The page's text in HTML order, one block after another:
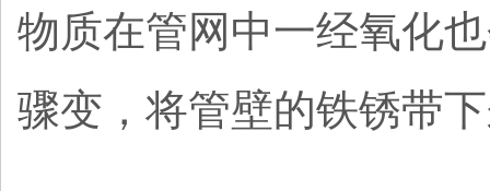
物质在管网中一经氧化
骤变，将管壁的铁锈带